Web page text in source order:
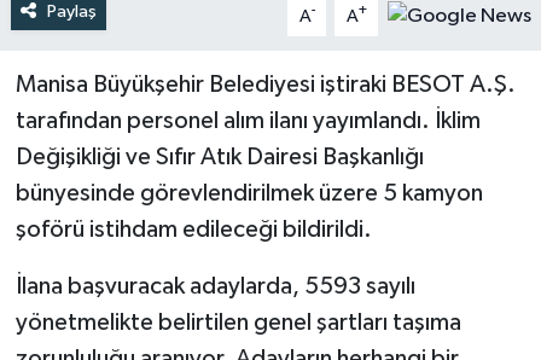
Paylaş A- A+
Manisa Büyükşehir Belediyesi iştiraki BESOT A.Ş.
tarafından personel alım ilanı yayımlandı. İklim
Değişikliği ve Sıfır Atık Dairesi Başkanlığı
bünyesinde görevlendirilmek üzere 5 kamyon
şoförü istihdam edileceği bildirildi.
İlana başvuracak adaylarda, 5593 sayılı
yönetmelikte belirtilen genel şartları taşıma